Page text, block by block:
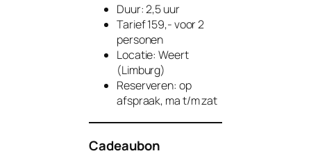
Duur: 2,5 uur
Tarief 159,- voor 2
personen
Locatie: Weert
(Limburg)
Reserveren: op
afspraak, ma t/m zat
Cadeaubon